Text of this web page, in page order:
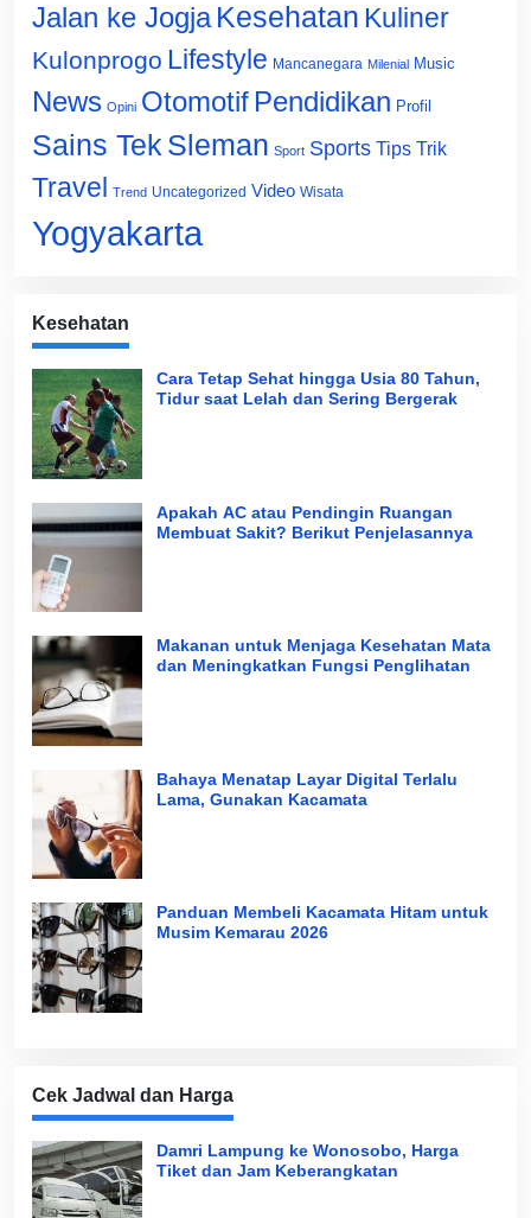
Jalan ke Jogja Kesehatan Kuliner
Kulonprogo Lifestyle Mancanegara Milenial Music
News Opini Otomotif Pendidikan Profil
Sains Tek Sleman Sport Sports Tips Trik
Travel Trend Uncategorized Video Wisata
Yogyakarta
Kesehatan
Cara Tetap Sehat hingga Usia 80 Tahun,
Tidur saat Lelah dan Sering Bergerak
Apakah AC atau Pendingin Ruangan
Membuat Sakit? Berikut Penjelasannya
Makanan untuk Menjaga Kesehatan Mata
dan Meningkatkan Fungsi Penglihatan
Bahaya Menatap Layar Digital Terlalu
Lama, Gunakan Kacamata
Panduan Membeli Kacamata Hitam untuk
Musim Kemarau 2026
Cek Jadwal dan Harga
Damri Lampung ke Wonosobo, Harga
Tiket dan Jam Keberangkatan